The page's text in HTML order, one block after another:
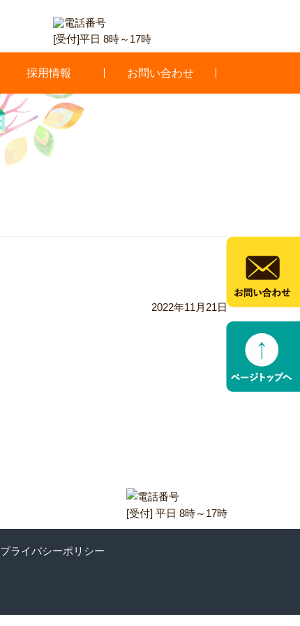
[受付]平日 8時～17時
採用情報 お問い合わせ
2022年11月21日
[受付] 平日 8時～17時
プライバシーポリシー